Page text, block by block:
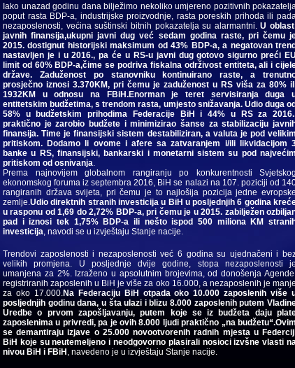
Iako unazad godinu dana bilježimo nekoliko umjereno pozitivnih pokazatelja
poput rasta BDP-a, industrijske proizvodnje, rasta poreskih prihoda ili pada
nezaposlenosti, većina suštinski bitnih pokazatelja su alarmantni.U
javnih finansija,ukupni javni dug već sedam godina raste, pri čemu
2015. dostignut historijski maksimum od 43% BDP-a, a negatovan
nastavljen je i u 2016., pa će u RS-u javni dug gotovo sigurno preći EU
limit od 60% BDP-a,čime se podriva fiskalna održivost entiteta, ali i
države. Zaduženost po stanovniku kontinuirano raste, a
prosječno iznosi 3.370KM, pri čemu je zaduženost u RS viša za 80%
1932KM u odnosu na FBiH.Enorman je teret servisiranja duga
entitetskim budžetima, s trendom rasta, umjesto snižavanja. Udio duga
58% u budžetskim prihodima Federacije BiH i 44% u RS za
praktično je zarobio budžete i minimizirao šanse za stabilizaciju
finansija. Time je finansijski sistem destabiliziran, a valuta je pod velikim
pritiskom. Dodamo li ovome i afere sa zatvaranjem i/ili likvidacijom
banke u RS, finansijski, bankarski i monetarni sistem su pod najvećim
pritiskom od osnivanja
Prema najnovijem globalnom rangiranju po konkurentnosti Svjetskog
ekonomskog foruma iz septembra 2016, BiH se nalazi na 107. poziciji od
rangiranih država svijeta, pri čemu je to najlošija pozicija jedne evropske
zemlje. Udio direktnih stranih investicija u BiH u posljednjih 6 godina
u rasponu od 1,69 do 2,72% BDP-a, pri čemu je u 2015. zabilježen
pad i iznosi tek 1,75% BDP-a ili nešto ispod 500 miliona KM
investicija , navodi se u izvještaju Stanje nacije.
Trendovi zaposlenosti i nezaposlenosti već 6 godina su ujednačeni i
velikih promjena. U posljednje dvije godine, stopa nezaposlenosti je
umanjena za 2%. Izraženo u apsolutnim brojevima, od donošenja Agende,
registriranih zaposlenih u BiH je više za oko 16.000, a nezaposlenih je manje
za oko 17.000. Na Federaciju BiH otpada oko 10.000 zaposlenih više
posljednjih godinu dana, u šta ulazi i blizu 8.000 zaposlenih putem
Uredbe o prvom zapošljavanju, putem koje se iz budžeta daju
zaposlenima u privredi, pa je ovih 8.000 ljudi praktično „na budžetu“.Ovim
se demantiraju izjave o 25.000 novootvorenih radnih mjesta u
BiH koje su neutemeljeno i neodgovorno plasirali nosioci izvšne vlasti na
nivou BiH i FBiH , navedeno je u izvještaju Stanje nacije.